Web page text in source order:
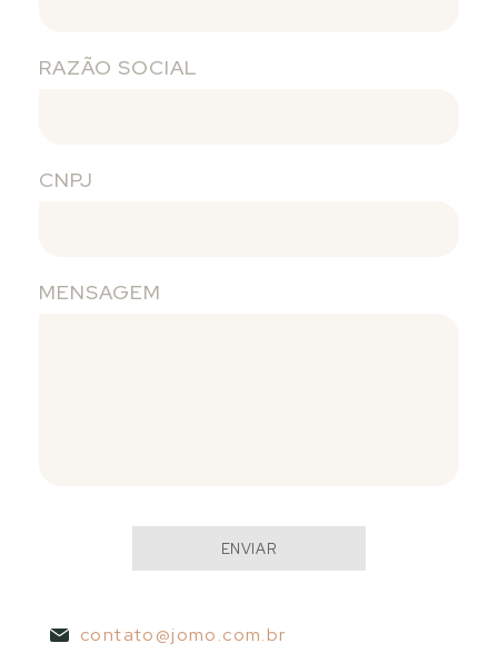
RAZÃO SOCIAL
CNPJ
MENSAGEM
ENVIAR
contato@jomo.com.br